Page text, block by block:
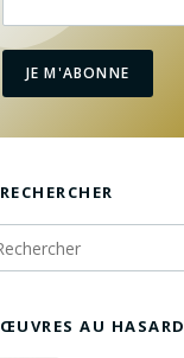
JE M'ABONNE
RECHERCHER
ŒUVRES AU HASARD